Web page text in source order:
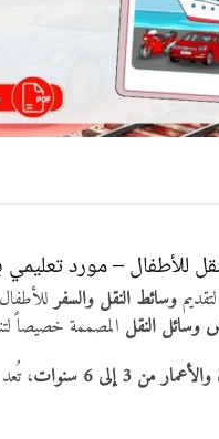
للأطفال – مورد
وسائط النقل والسفر
وسائل النقل المصممة خصيصاً
من 3 إلى 6 سنوات ،